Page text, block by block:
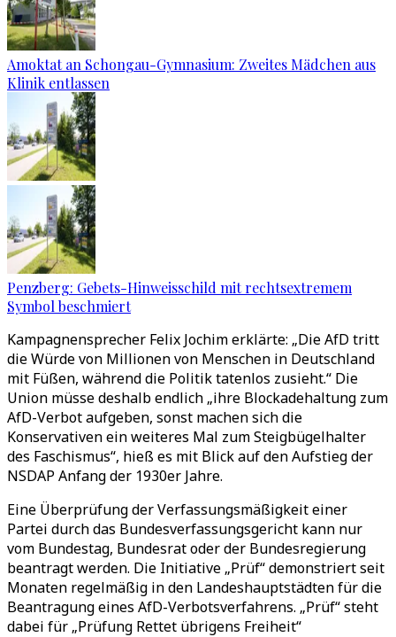
Amoktat an Schongau-Gymnasium: Zweites Mädchen aus
Klinik entlassen
Penzberg: Gebets-Hinweisschild mit rechtsextremem
Symbol beschmiert
Kampagnensprecher Felix Jochim erklärte: „Die AfD tritt
die Würde von Millionen von Menschen in Deutschland
mit Füßen, während die Politik tatenlos zusieht.“ Die
Union müsse deshalb endlich „ihre Blockadehaltung zum
AfD-Verbot aufgeben, sonst machen sich die
Konservativen ein weiteres Mal zum Steigbügelhalter
des Faschismus“, hieß es mit Blick auf den Aufstieg der
NSDAP Anfang der 1930er Jahre.
Eine Überprüfung der Verfassungsmäßigkeit einer
Partei durch das Bundesverfassungsgericht kann nur
vom Bundestag, Bundesrat oder der Bundesregierung
beantragt werden. Die Initiative „Prüf“ demonstriert seit
Monaten regelmäßig in den Landeshauptstädten für die
Beantragung eines AfD-Verbotsverfahrens. „Prüf“ steht
dabei für „Prüfung Rettet übrigens Freiheit“